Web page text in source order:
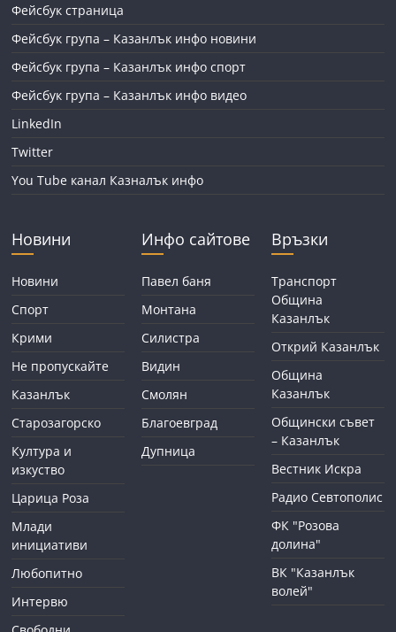
Фейсбук страница
Фейсбук група – Казанлък инфо новини
Фейсбук група – Казанлък инфо спорт
Фейсбук група – Казанлък инфо видео
LinkedIn
Twitter
You Tube канал Казналък инфо
Новини
Новини
Спорт
Крими
Не пропускайте
Казанлък
Старозагорско
Култура и
изкуство
Царица Роза
Млади
инициативи
Любопитно
Интервю
Инфо сайтове
Павел баня
Монтана
Силистра
Видин
Смолян
Благоевград
Дупница
Връзки
Транспорт
Община
Казанлък
Открий Казанлък
Община
Казанлък
Общински съвет
– Казанлък
Вестник Искра
Радио Севтополис
ФК "Розова
долина"
ВК "Казанлък
волей"